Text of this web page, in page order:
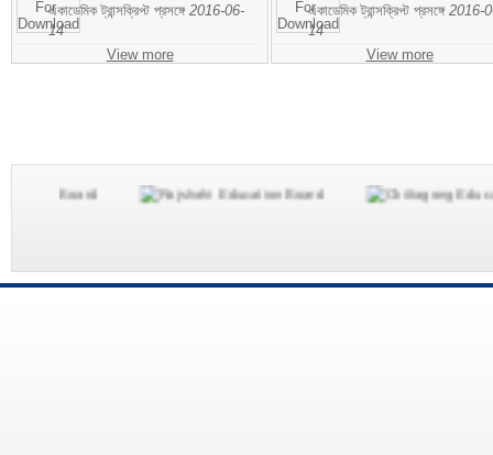
একাডেমিক ট্রান্সক্রিপ্ট প্রসঙ্গে 2016-06-
14
View more
একাডেমিক ট্রান্সক্রিপ্ট প্রসঙ্গে 2016-
14
View more